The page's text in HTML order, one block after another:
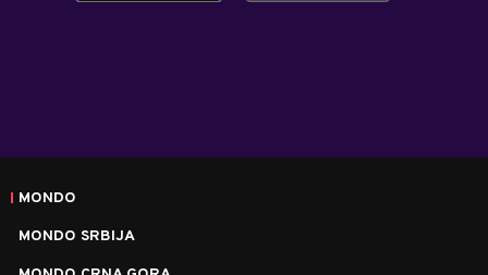
MONDO
MONDO SRBIJA